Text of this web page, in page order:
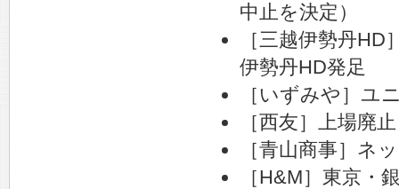
中止を決定）
［三越伊勢丹
伊勢丹HD発足
［いずみや］ユ
［西友］上場廃止
［青山商事］ネ
［H&M］東京・